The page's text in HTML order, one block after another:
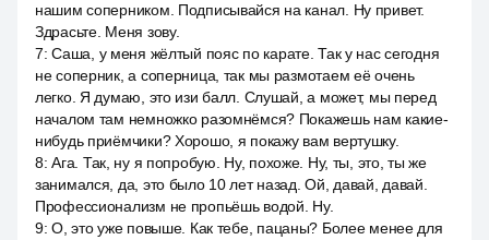
нашим соперником. Подписывайся на канал. Ну привет.
Здрасьте. Меня зову.
7:Саша, у меня жёлтый пояс по карате. Так у нас сегодня
не соперник, а соперница, так мы размотаем её очень
легко. Я думаю, это изи балл. Слушай, а может, мы перед
началом там немножко разомнёмся? Покажешь нам какие-
нибудь приёмчики? Хорошо, я покажу вам вертушку.
8:Ага. Так, ну я попробую. Ну, похоже. Ну, ты, это, ты же
занимался, да, это было 10 лет назад. Ой, давай, давай.
Профессионализм не пропьёшь водой. Ну.
9:О, это уже повыше. Как тебе, пацаны? Более менее для